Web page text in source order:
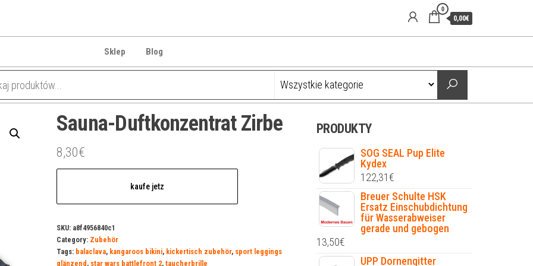
0
0,00€
Sklep Blog
Sauna-Duftkonzentrat Zirbe
8,30€
kaufe jetz
SKU: a8f4956840c1
Category: Zubehör
Tags: balaclava, kangaroos bikini, kickertisch zubehör, sport leggings
glänzend , star wars battlefront 2, taucherbrille
PRODUKTY
SOG SEAL Pup Elite
Kydex
122,31€
Breuer Schulte HSK
Ersatz Einschubdichtung
für Wasserabweiser
gerade und gebogen
13,50€
UPP Dornengitter